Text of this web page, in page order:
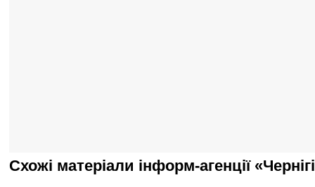
Схожі матеріали інформ-агенції